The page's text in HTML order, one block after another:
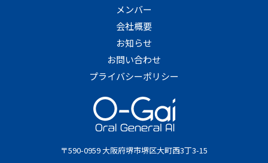
メンバー
会社概要
お知らせ
お問い合わせ
プライバシーポリシー
〒590-0959 大阪府堺市堺区大町西3丁3-15